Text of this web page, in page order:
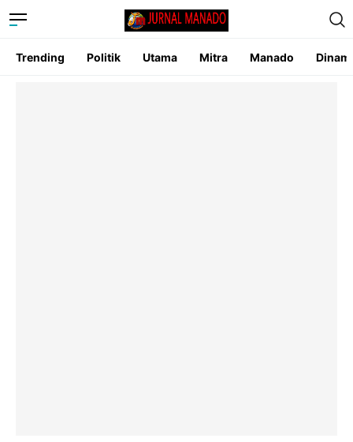
Trending Politik Utama Mitra Manado